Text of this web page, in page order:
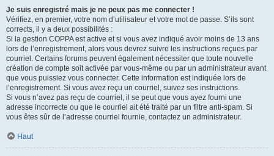
Je suis enregistré mais je ne peux pas me connecter !
Vérifiez, en premier, votre nom d’utilisateur et votre mot de passe. S’ils sont
corrects, il y a deux possibilités :
Si la gestion COPPA est active et si vous avez indiqué avoir moins de 13 ans
lors de l’enregistrement, alors vous devrez suivre les instructions reçues par
courriel. Certains forums peuvent également nécessiter que toute nouvelle
création de compte soit activée par vous-même ou par un administrateur avant
que vous puissiez vous connecter. Cette information est indiquée lors de
l’enregistrement. Si vous avez reçu un courriel, suivez ses instructions.
Si vous n’avez pas reçu de courriel, il se peut que vous ayez fourni une
adresse incorrecte ou que le courriel ait été traité par un filtre anti-spam. Si
vous êtes sûr de l’adresse courriel fournie, contactez un administrateur.
Haut